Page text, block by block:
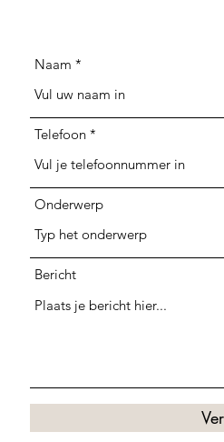
Naam
Telefoon
Onderwerp
Bericht